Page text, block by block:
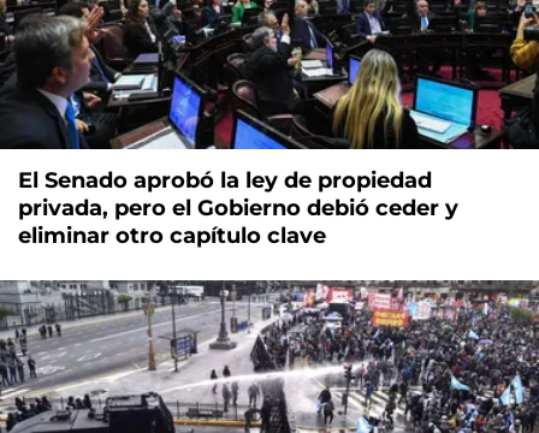
El Senado aprobó la ley de propiedad
privada, pero el Gobierno debió ceder y
eliminar otro capítulo clave